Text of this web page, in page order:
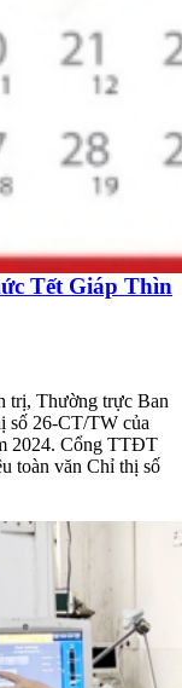
Tết Giáp Thìn
trị, Thường trực Ban
số 26-CT/TW của
2024. Cổng TTĐT
toàn văn Chỉ thị số